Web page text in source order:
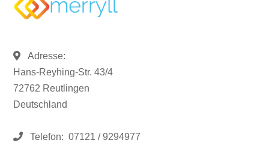
Adresse:
Hans-Reyhing-Str. 43/4
72762 Reutlingen
Deutschland
Telefon: 07121 / 9294977